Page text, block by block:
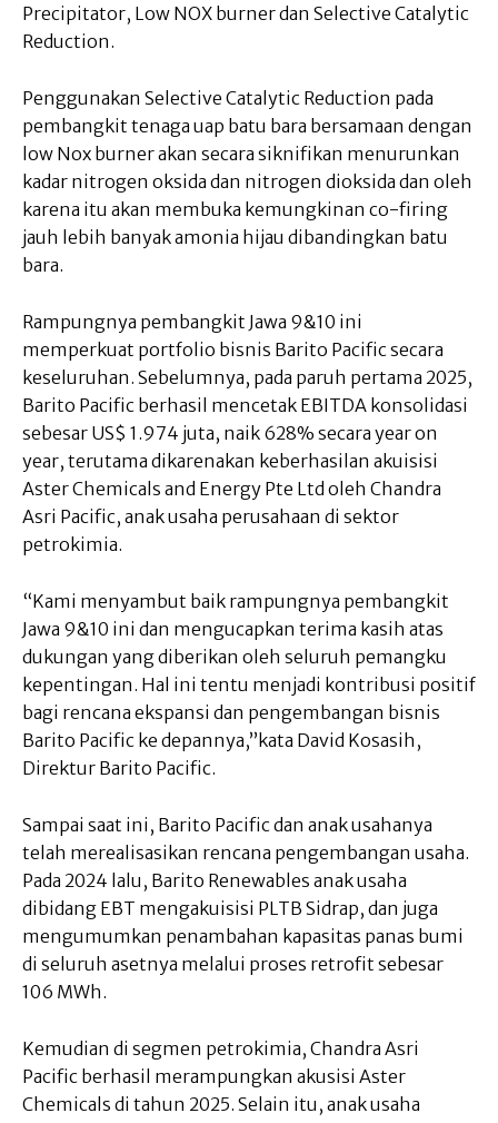
Precipitator, Low NOX burner dan Selective Catalytic
Reduction.
Penggunakan Selective Catalytic Reduction pada
pembangkit tenaga uap batu bara bersamaan dengan
low Nox burner akan secara siknifikan menurunkan
kadar nitrogen oksida dan nitrogen dioksida dan oleh
karena itu akan membuka kemungkinan co-firing
jauh lebih banyak amonia hijau dibandingkan batu
bara.
Rampungnya pembangkit Jawa 9&10 ini
memperkuat portfolio bisnis Barito Pacific secara
keseluruhan. Sebelumnya, pada paruh pertama 2025,
Barito Pacific berhasil mencetak EBITDA konsolidasi
sebesar US$ 1.974 juta, naik 628% secara year on
year, terutama dikarenakan keberhasilan akuisisi
Aster Chemicals and Energy Pte Ltd oleh Chandra
Asri Pacific, anak usaha perusahaan di sektor
petrokimia.
“Kami menyambut baik rampungnya pembangkit
Jawa 9&10 ini dan mengucapkan terima kasih atas
dukungan yang diberikan oleh seluruh pemangku
kepentingan. Hal ini tentu menjadi kontribusi positif
bagi rencana ekspansi dan pengembangan bisnis
Barito Pacific ke depannya,”kata David Kosasih,
Direktur Barito Pacific.
Sampai saat ini, Barito Pacific dan anak usahanya
telah merealisasikan rencana pengembangan usaha.
Pada 2024 lalu, Barito Renewables anak usaha
dibidang EBT mengakuisisi PLTB Sidrap, dan juga
mengumumkan penambahan kapasitas panas bumi
di seluruh asetnya melalui proses retrofit sebesar
106 MWh.
Kemudian di segmen petrokimia, Chandra Asri
Pacific berhasil merampungkan akusisi Aster
Chemicals di tahun 2025. Selain itu, anak usaha